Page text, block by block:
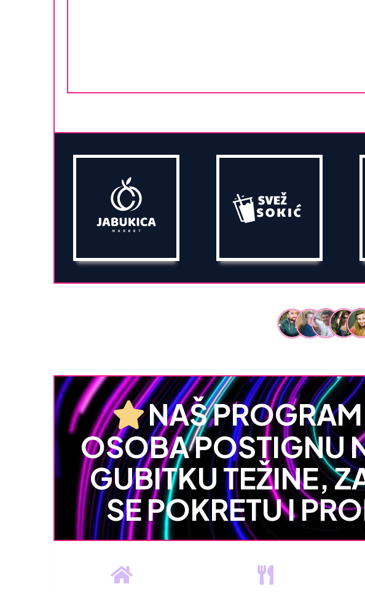
NAŠ
OSOBA POSTIGNU
GUBITKU TEŽINE,
SE POKRETU I